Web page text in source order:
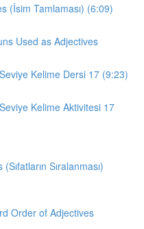
(İsim Tamlaması) (6:09)
Used as Adjectives
Kelime Dersi 17 (9:23)
Kelime Aktivitesi 17
Sıralanması)
Order of Adjectives